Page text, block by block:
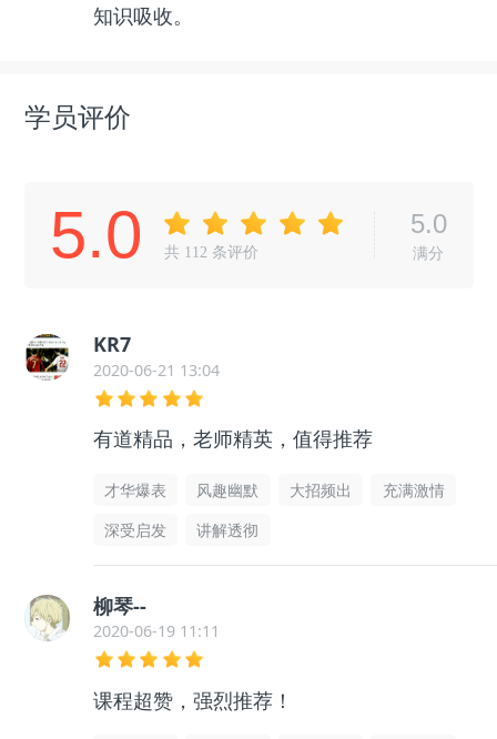
知识吸收。
学员评价
5.0 共 112 条评价
5.0
满分
KR7
2020-06-21 13:04
有道精品，老师精英，值得推荐
才华爆表 风趣幽默 大招频出
充满激情
深受启发
讲解透彻
柳琴--
2020-06-19 11:11
课程超赞，强烈推荐！